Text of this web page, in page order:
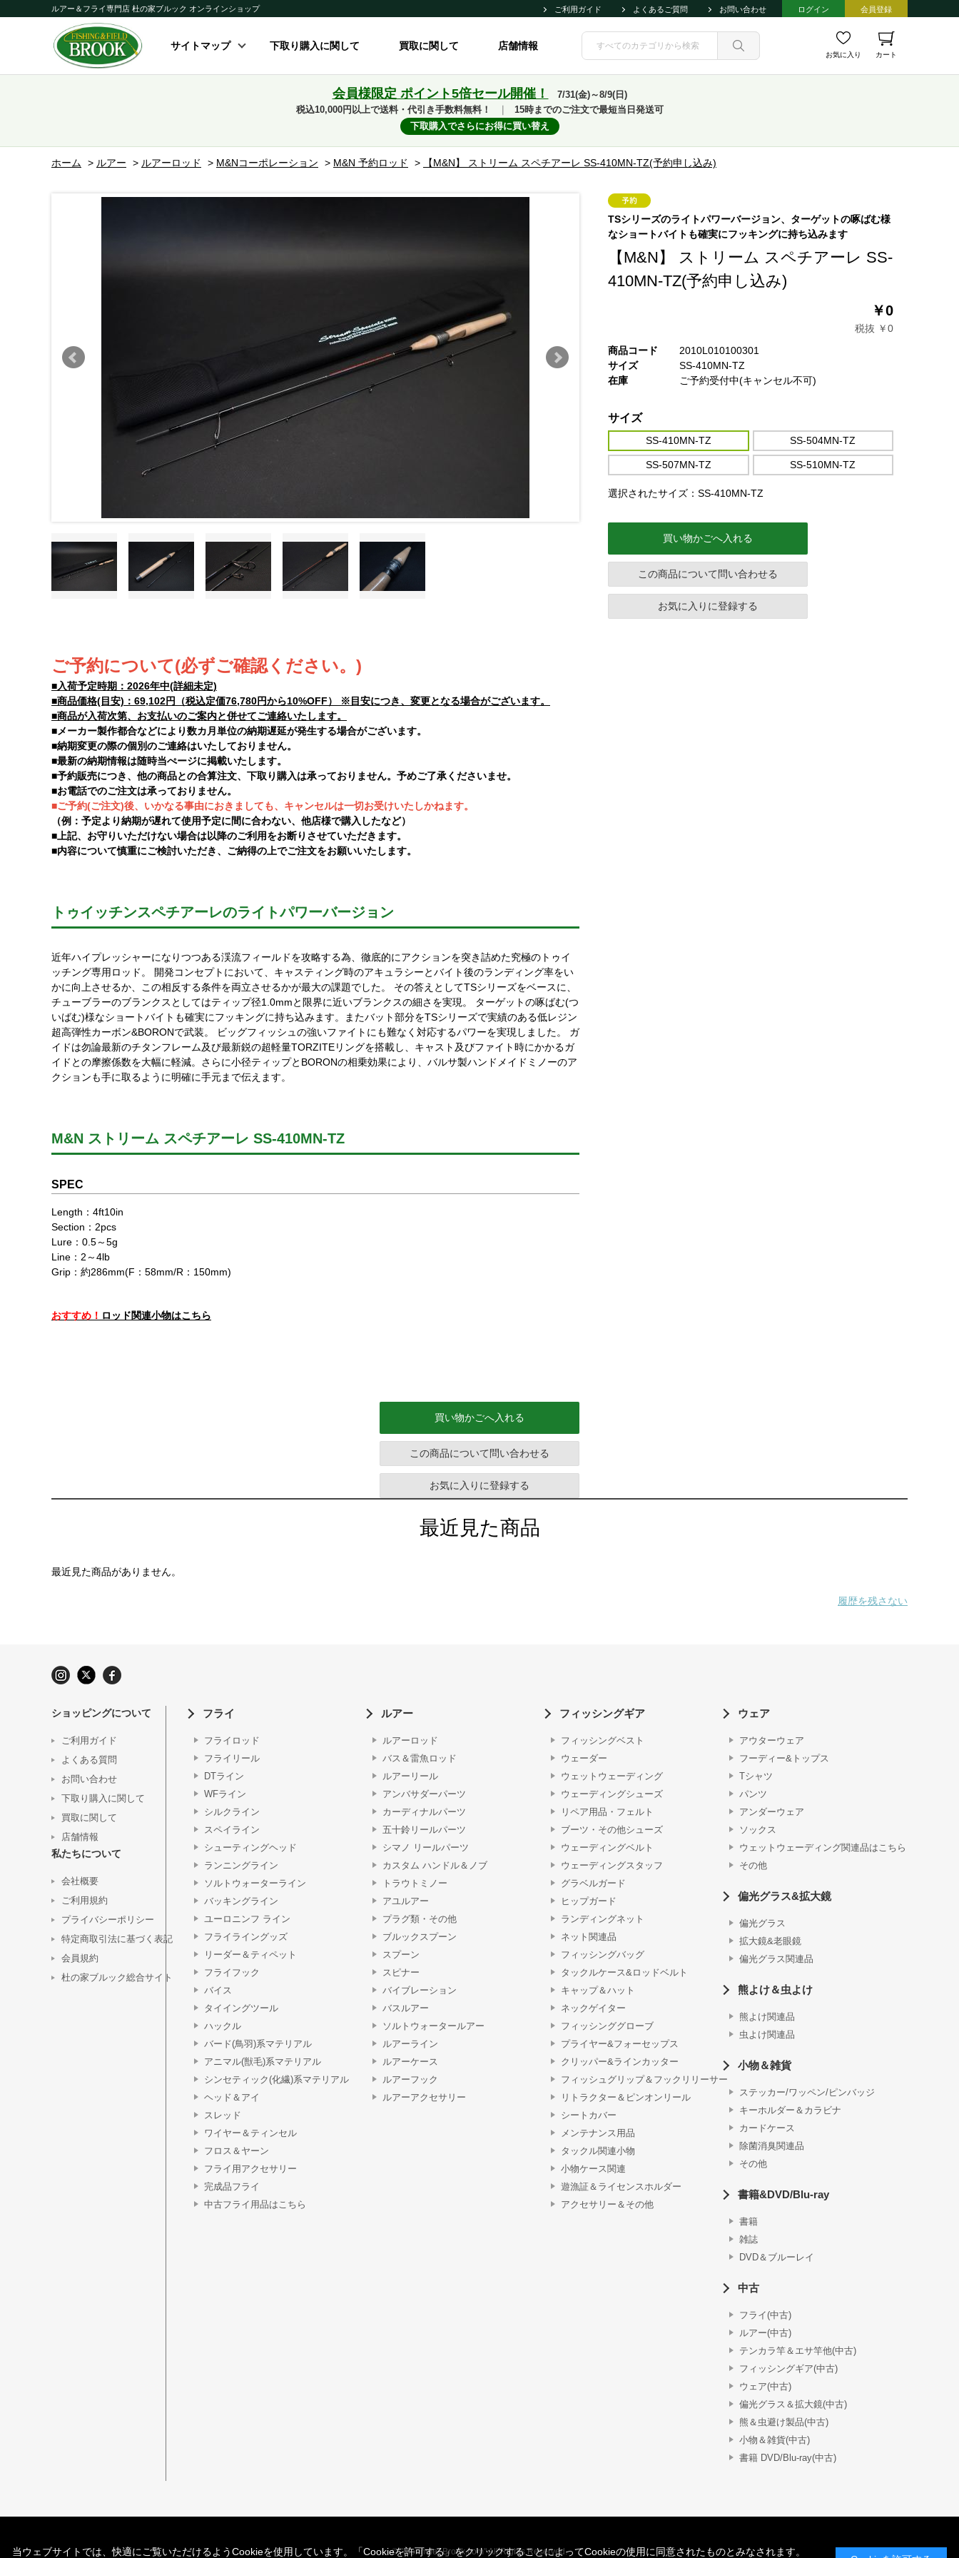
ルアー＆フライ専門店 杜の家ブルック オンラインショップ ご利用ガイド よくあるご質問 お問い合わせ ログイン 会員登録
サイトマップ 下取り購入に関して 買取に関して 店舗情報
お気に入り カート
会員様限定 ポイント5倍セール開催！
7/31(金)～8/9(日)
税込10,000円以上で送料・代引き手数料無料！
15時までのご注文で最短当日発送可
下取購入でさらにお得に買い替え
ホーム > ルアー > ルアーロッド > M&Nコーポレーション > M&N 予約ロッド > 【M&N】 ストリーム スペチアーレ SS-410MN-TZ(予約申し込み)
ご予約について(必ずご確認ください。)
■入荷予定時期：2026年中(詳細未定)
■商品価格(目安)：69,102円（税込定価76,780円から10%OFF） ※目安につき、変更となる場合がございます。
■商品が入荷次第、お支払いのご案内と併せてご連絡いたします。
■メーカー製作都合などにより数カ月単位の納期遅延が発生する場合がございます。
■納期変更の際の個別のご連絡はいたしておりません。
■最新の納期情報は随時当ぺージに掲載いたします。
■予約販売につき、他の商品との合算注文、下取り購入は承っておりません。予めご了承くださいませ。
■お電話でのご注文は承っておりません。
■ご予約(ご注文)後、いかなる事由におきましても、キャンセルは一切お受けいたしかねます。
（例：予定より納期が遅れて使用予定に間に合わない、他店様で購入したなど）
■上記、お守りいただけない場合は以降のご利用をお断りさせていただきます。
■内容について慎重にご検討いただき、ご納得の上でご注文をお願いいたします。
トゥイッチンスペチアーレのライトパワーバージョン
近年ハイプレッシャーになりつつある渓流フィールドを攻略する為、徹底的にアクションを突き詰めた究極のトゥイ
ッチング専用ロッド。 開発コンセプトにおいて、キャスティング時のアキュラシーとバイト後のランディング率をい
かに向上させるか、この相反する条件を両立させるかが最大の課題でした。 その答えとしてTSシリーズをベースに、
チューブラーのブランクスとしてはティップ径1.0mmと限界に近いブランクスの細さを実現。 ターゲットの啄ばむ(つ
いばむ)様なショートバイトも確実にフッキングに持ち込みます。またバット部分をTSシリーズで実績のある低レジン
超高弾性カーボン&BORONで武装。 ビッグフィッシュの強いファイトにも難なく対応するパワーを実現しました。 ガ
イドは勿論最新のチタンフレーム及び最新鋭の超軽量TORZITEリングを搭載し、キャスト及びファイト時にかかるガ
イドとの摩擦係数を大幅に軽減。さらに小径ティップとBORONの相乗効果により、バルサ製ハンドメイドミノーのア
クションも手に取るように明確に手元まで伝えます。
M&N ストリーム スペチアーレ SS-410MN-TZ
SPEC
Length：4ft10in
Section：2pcs
Lure：0.5～5g
Line：2～4lb
Grip：約286mm(F：58mm/R：150mm)
おすすめ！ ロッド関連小物はこちら
TSシリーズのライトパワーバージョン、ターゲットの啄ばむ様
なショートバイトも確実にフッキングに持ち込みます
【M&N】 ストリーム スペチアーレ SS-
410MN-TZ(予約申し込み)
￥0
税抜 ￥0
商品コード
2010L010100301
サイズ
SS-410MN-TZ
在庫
ご予約受付中(キャンセル不可)
サイズ
SS-410MN-TZ SS-504MN-TZ
SS-507MN-TZ SS-510MN-TZ
選択されたサイズ：SS-410MN-TZ
買い物かごへ入れる
この商品について問い合わせる
お気に入りに登録する
買い物かごへ入れる
この商品について問い合わせる
お気に入りに登録する
最近見た商品
最近見た商品がありません。
履歴を残さない
ショッピングについて
ご利用ガイド
よくある質問
お問い合わせ
下取り購入に関して
買取に関して
店舗情報
私たちについて
会社概要
ご利用規約
プライバシーポリシー
特定商取引法に基づく表記
会員規約
杜の家ブルック総合サイト
フライ
フライロッド
フライリール
DTライン
WFライン
シルクライン
スペイライン
シューティングヘッド
ランニングライン
ソルトウォーターライン
バッキングライン
ユーロニンフ ライン
フライライングッズ
リーダー＆ティペット
フライフック
バイス
タイイングツール
ハックル
バード(鳥羽)系マテリアル
アニマル(獣毛)系マテリアル
シンセティック(化繊)系マテリアル
ヘッド＆アイ
スレッド
ワイヤー＆ティンセル
フロス＆ヤーン
フライ用アクセサリー
完成品フライ
中古フライ用品はこちら
ルアー
ルアーロッド
バス＆雷魚ロッド
ルアーリール
アンバサダーパーツ
カーディナルパーツ
五十鈴リールパーツ
シマノ リールパーツ
カスタム ハンドル＆ノブ
トラウトミノー
アユルアー
プラグ類・その他
ブルックスプーン
スプーン
スピナー
バイブレーション
バスルアー
ソルトウォータールアー
ルアーライン
ルアーケース
ルアーフック
ルアーアクセサリー
フィッシングギア
フィッシングベスト
ウェーダー
ウェットウェーディング
ウェーディングシューズ
リペア用品・フェルト
ブーツ・その他シューズ
ウェーディングベルト
ウェーディングスタッフ
グラベルガード
ヒップガード
ランディングネット
ネット関連品
フィッシングバッグ
タックルケース&ロッドベルト
キャップ＆ハット
ネックゲイター
フィッシンググローブ
プライヤー&フォーセップス
クリッパー&ラインカッター
フィッシュグリップ＆フックリリーサー
リトラクター＆ピンオンリール
シートカバー
メンテナンス用品
タックル関連小物
小物ケース関連
遊漁証＆ライセンスホルダー
アクセサリー＆その他
ウェア
アウターウェア
フーディー&トップス
Tシャツ
パンツ
アンダーウェア
ソックス
ウェットウェーディング関連品はこちら
その他
偏光グラス&拡大鏡
偏光グラス
拡大鏡&老眼鏡
偏光グラス関連品
熊よけ＆虫よけ
熊よけ関連品
虫よけ関連品
小物＆雑貨
ステッカー/ワッペン/ピンバッジ
キーホルダー＆カラビナ
カードケース
除菌消臭関連品
その他
書籍&DVD/Blu-ray
書籍
雑誌
DVD＆ブルーレイ
中古
フライ(中古)
ルアー(中古)
テンカラ竿＆エサ竿他(中古)
フィッシングギア(中古)
ウェア(中古)
偏光グラス＆拡大鏡(中古)
熊＆虫避け製品(中古)
小物＆雑貨(中古)
書籍 DVD/Blu-ray(中古)
© "Morinoie_Brook.com" All Rights Reserved.
当ウェブサイトでは、快適にご覧いただけるようCookieを使用しています。「Cookieを許可する」をクリックすることによってCookieの使用に同意されたものとみなされます。